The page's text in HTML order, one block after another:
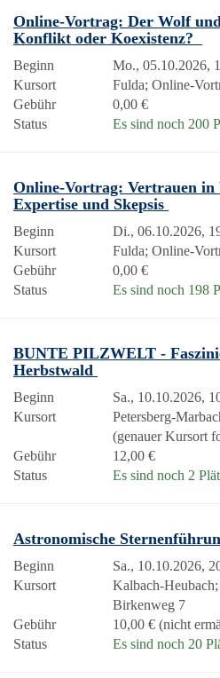
Online-Vortrag: Der Wolf
Konflikt oder Koexistenz?
Beginn
Mo., 05.10.2026,
Kursort
Fulda; Online-
Gebühr
0,00 €
Status
Es sind noch 200
Online-Vortrag: Vertrauen in
Expertise und Skepsis
Beginn
Di., 06.10.2026,
Kursort
Fulda; Online-
Gebühr
0,00 €
Status
Es sind noch 198
BUNTE PILZWELT -
Herbstwald
Beginn
Sa., 10.10.2026,
Kursort
Petersberg-
(genauer Kursort
Gebühr
12,00 €
Status
Es sind noch 2
Astronomische
Beginn
Sa., 10.10.2026,
Kursort
Kalbach-
Birkenweg 7
Gebühr
10,00 € (nicht
Status
Es sind noch 20